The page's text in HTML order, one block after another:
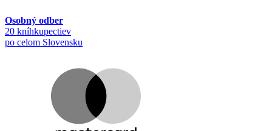
Osobný odber
20 kníhkupectiev
po celom Slovensku